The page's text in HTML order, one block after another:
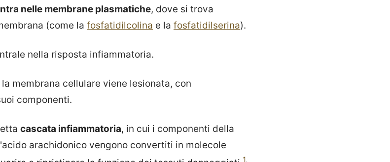
nelle membrane plasmatiche, dove si trova
(come la fosfatidilcolina e la fosfatidilserina).
nella risposta infiammatoria.
membrana cellulare viene lesionata, con
componenti.
cascata infiammatoria, in cui i componenti della
arachidonico vengono convertiti in molecole
1,